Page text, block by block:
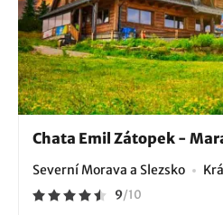
Chata Emil Zátopek -
Severní Morava a Slezsko
9/10